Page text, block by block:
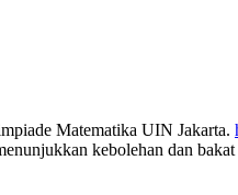
Matematika UIN Jakarta.
kebolehan dan